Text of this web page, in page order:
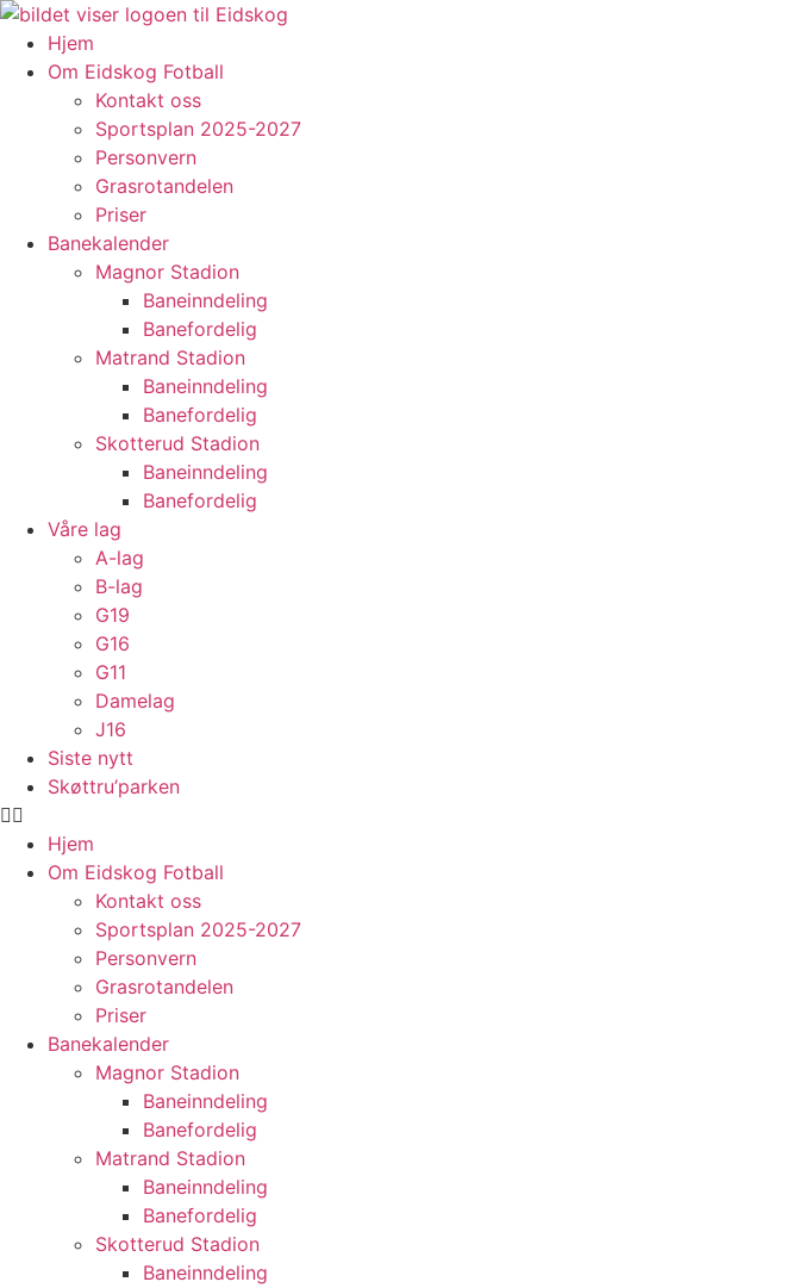
Skip
content
Hjem
Om Eidskog Fotball
Kontakt oss
Sportsplan 2025-2027
Personvern
Grasrotandelen
Priser
Banekalender
Magnor Stadion
Baneinndeling
Banefordelig
Matrand Stadion
Baneinndeling
Banefordelig
Skotterud Stadion
Baneinndeling
Banefordelig
Våre lag
A-lag
B-lag
G19
G16
G11
Damelag
J16
Siste nytt
Skøttru’parken
Hjem
Om Eidskog Fotball
Kontakt oss
Sportsplan 2025-2027
Personvern
Grasrotandelen
Priser
Banekalender
Magnor Stadion
Baneinndeling
Banefordelig
Matrand Stadion
Baneinndeling
Banefordelig
Skotterud Stadion
Baneinndeling